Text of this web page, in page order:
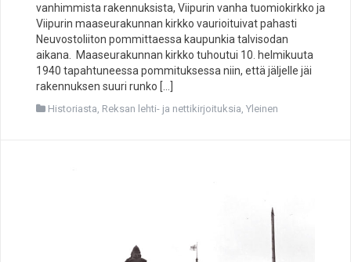
vanhimmista rakennuksista, Viipurin vanha tuomiokirkko ja
Viipurin maaseurakunnan kirkko vaurioituivat pahasti
Neuvostoliiton pommittaessa kaupunkia talvisodan
aikana. Maaseurakunnan kirkko tuhoutui 10. helmikuuta
1940 tapahtuneessa pommituksessa niin, että jäljelle jäi
rakennuksen suuri runko […]
Historiasta Reksan lehti- ja nettikirjoituksia Yleinen